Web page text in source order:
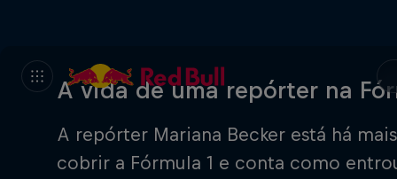
A vida de uma repórter na
A repórter Mariana Becker está há
cobrir a Fórmula 1 e conta como